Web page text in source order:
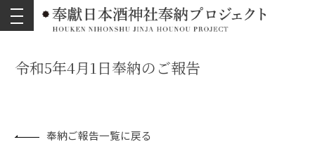
toggle
navigation
令和5年4月1日奉納のご報告
奉納ご報告一覧に戻る